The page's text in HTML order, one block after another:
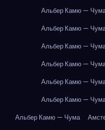
Альбер Камю —
Альбер Камю —
Альбер Камю —
Альбер Камю —
Альбер Камю —
Альбер Камю —
Альбер Камю — Чума